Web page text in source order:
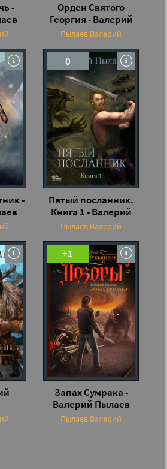
-
Орден Святого
Георгия - Валерий
Пылаев
Пылаев Валерий
-
0
Пятый посланник.
Книга 1 - Валерий
Пылаев
Пылаев Валерий
+1
Запах Сумрака -
Валерий Пылаев
Пылаев Валерий